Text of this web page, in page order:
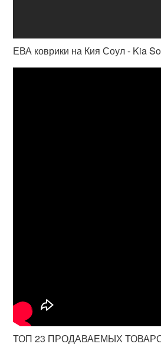
ЕВА коврики на Кия Соул - Kia
ТОП 23 ПРОДАВАЕМЫХ